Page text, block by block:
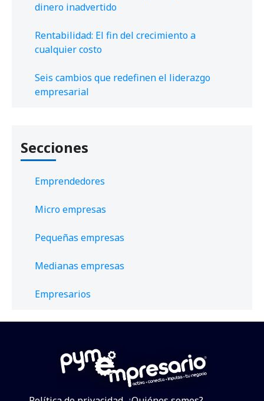
dinero inadvertido
Rentabilidad: El fin del crecimiento a
cualquier costo
Seis cambios que redefinen el liderazgo
empresarial
Secciones
Emprendedores
Micro empresas
Pequeñas empresas
Medianas empresas
Empresarios